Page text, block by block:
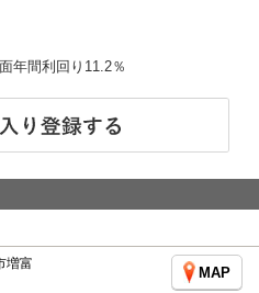
年間利回り11.2％
増富
MAP